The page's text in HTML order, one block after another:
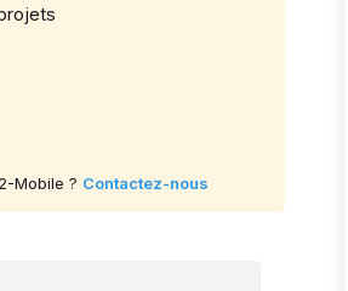
Mobile ? Contactez-nous